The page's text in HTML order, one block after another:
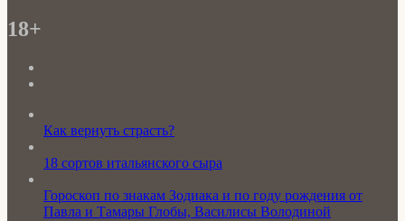
18+
Как вернуть страсть?
18 сортов итальянского сыра
Гороскоп по знакам Зодиака и по году рождения от
Павла и Тамары Глобы, Василисы Володиной